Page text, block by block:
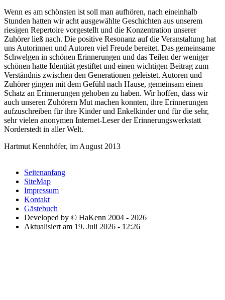
Wenn es am schönsten ist soll man aufhören, nach eineinhalb
Stunden hatten wir acht ausgewählte Geschichten aus unserem
riesigen Repertoire vorgestellt und die Konzentration unserer
Zuhörer ließ nach. Die positive Resonanz auf die Veranstaltung hat
uns Autorinnen und Autoren viel Freude bereitet. Das gemeinsame
Schwelgen in schönen Erinnerungen und das Teilen der weniger
schönen hatte Identität gestiftet und einen wichtigen Beitrag zum
Verständnis zwischen den Generationen geleistet. Autoren und
Zuhörer gingen mit dem Gefühl nach Hause, gemeinsam einen
Schatz an Erinnerungen gehoben zu haben. Wir hoffen, dass wir
auch unseren Zuhörern Mut machen konnten, ihre Erinnerungen
aufzuschreiben für ihre Kinder und Enkelkinder und für die sehr,
sehr vielen anonymen Internet-Leser der Erinnerungswerkstatt
Norderstedt in aller Welt.
Hartmut Kennhöfer, im August 2013
Seitenanfang
SiteMap
Impressum
Kontakt
Gästebuch
Developed by © HaKenn 2004 - 2026
Aktualisiert am 19. Juli 2026 - 12:26